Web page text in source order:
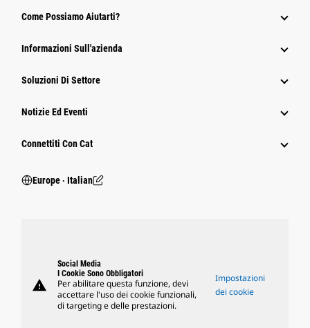
Come Possiamo Aiutarti?
Informazioni Sull'azienda
Soluzioni Di Settore
Notizie Ed Eventi
Connettiti Con Cat
Europe ‧ Italian
warning
Social Media
I Cookie Sono Obbligatori
Per abilitare questa funzione, devi
accettare l'uso dei cookie funzionali,
di targeting e delle prestazioni.
Impostazioni
dei cookie